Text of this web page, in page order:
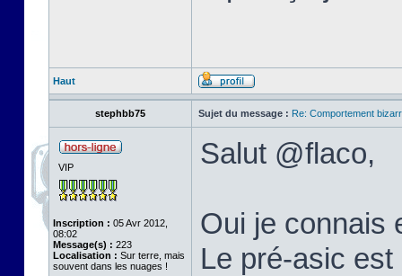
Haut
stephbb75 Sujet du message : Re: Comportement
VIP
Inscription : 05 Avr 2012,
08:02
Message(s) : 223
Localisation : Sur terre, mais
souvent dans les nuages !
Salut @flaco,
Oui je connais
Le pré-asic